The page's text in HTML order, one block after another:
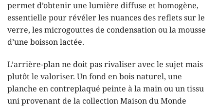
permet d’obtenir une lumière diffuse et homogène,
essentielle pour révéler les nuances des reflets sur le
verre, les microgouttes de condensation ou la mousse
d’une boisson lactée.
L’arrière-plan ne doit pas rivaliser avec le sujet mais
plutôt le valoriser. Un fond en bois naturel, une
planche en contreplaqué peinte à la main ou un tissu
uni provenant de la collection Maison du Monde